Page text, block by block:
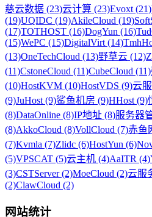
慈云数据 (23)云计算 (23)Evoxt (21)
(19)UQIDC (19)AkileCloud (19)
(17)TOTHOST (16)DogYun (16)
(15)WePC (15)DigitalVirt (14)
(13)OneTechCloud (13)野草云 (12)
(11)CstoneCloud (11)CubeCloud (11)
(10)HostKVM (10)HostVDS (9)云
(9)JuHost (9)鲨鱼机房 (9)HHost (9)
(8)DataOnline (8)IP地址 (8)服务器
(8)AkkoCloud (8)VollCloud (7)赤鱼
(7)Kvmla (7)Zlidc (6)HostYun (6)
(5)VPSCAT (5)云主机 (4)AaITR (4)
(3)CSTServer (2)MoeCloud (2)云服
(2)ClawCloud (2)
网站统计